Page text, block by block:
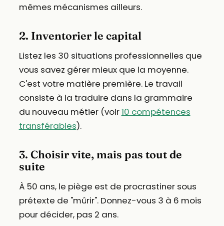
mêmes mécanismes ailleurs.
2. Inventorier le capital
Listez les 30 situations professionnelles que
vous savez gérer mieux que la moyenne.
C'est votre matière première. Le travail
consiste à la traduire dans la grammaire
du nouveau métier (voir10 compétences
transférables).
3. Choisir vite, mais pas tout de
suite
À 50 ans, le piège est de procrastiner sous
prétexte de "mûrir". Donnez-vous 3 à 6 mois
pour décider, pas 2 ans.